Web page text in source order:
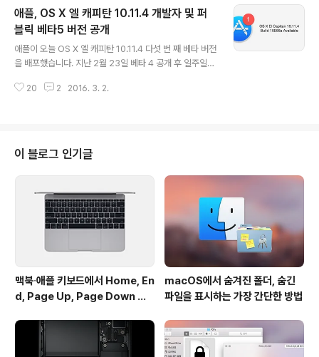
스트리밍을 통해 영상과 컨트롤러 조작을 전송하는 기능입
니다. 컴퓨터 사용자라면 낯익은 일종의 '원격 제어' 기능이
라고 할 수 있는데요. 거실에서 게임을 하기가 눈치보이는
학생들이나 안방 TV를 늘 부인에게 뺏기는 직장인이라면
기가 인터넷에 연결되어 있다면 멀리 떨어진 장소에서도
애플, OS X 엘 캐피탄 10.11.4 개발자 및 퍼
블릭 베타5 버전 공개
애플이 오늘 OS X 엘 캐피탄 10.11.4 다섯 번 째 베타 버전
을 배포했습니다. 지난 2월 23일 베타 4 공개 후 일주일만
변경 사항을 그대로 답습하는 모습입니다. 오늘 나온 베타
게 됐다는 소식 전해 드렸는데요. 기존에는 사용자 계정에
로그인하기만 하면 메모 앱에 저장한 모든 노트를 볼 수 있
었던데 반면에, OS X 10.11.4부터는 메모마다 비밀번호를
걸어서 타인이 함부로 접근할 수 없게 끔 할 수 있습니다.
만약 비밀번호를 기억나지 않으면 아이클라우드 계정..
20 2 2016. 3. 2.
이 블로그 인기글
맥북∙애플 키보드에서 Home, En
d, Page Up, Page Down 키
macOS에서 숨겨진 폴더, 숨긴
파일을 표시하는 가장 간단한 방법